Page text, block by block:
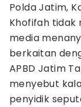
Polda Jatim,
Khofifah tidak
media
berkaitan
APBD Jatim
menyebut
penyidik